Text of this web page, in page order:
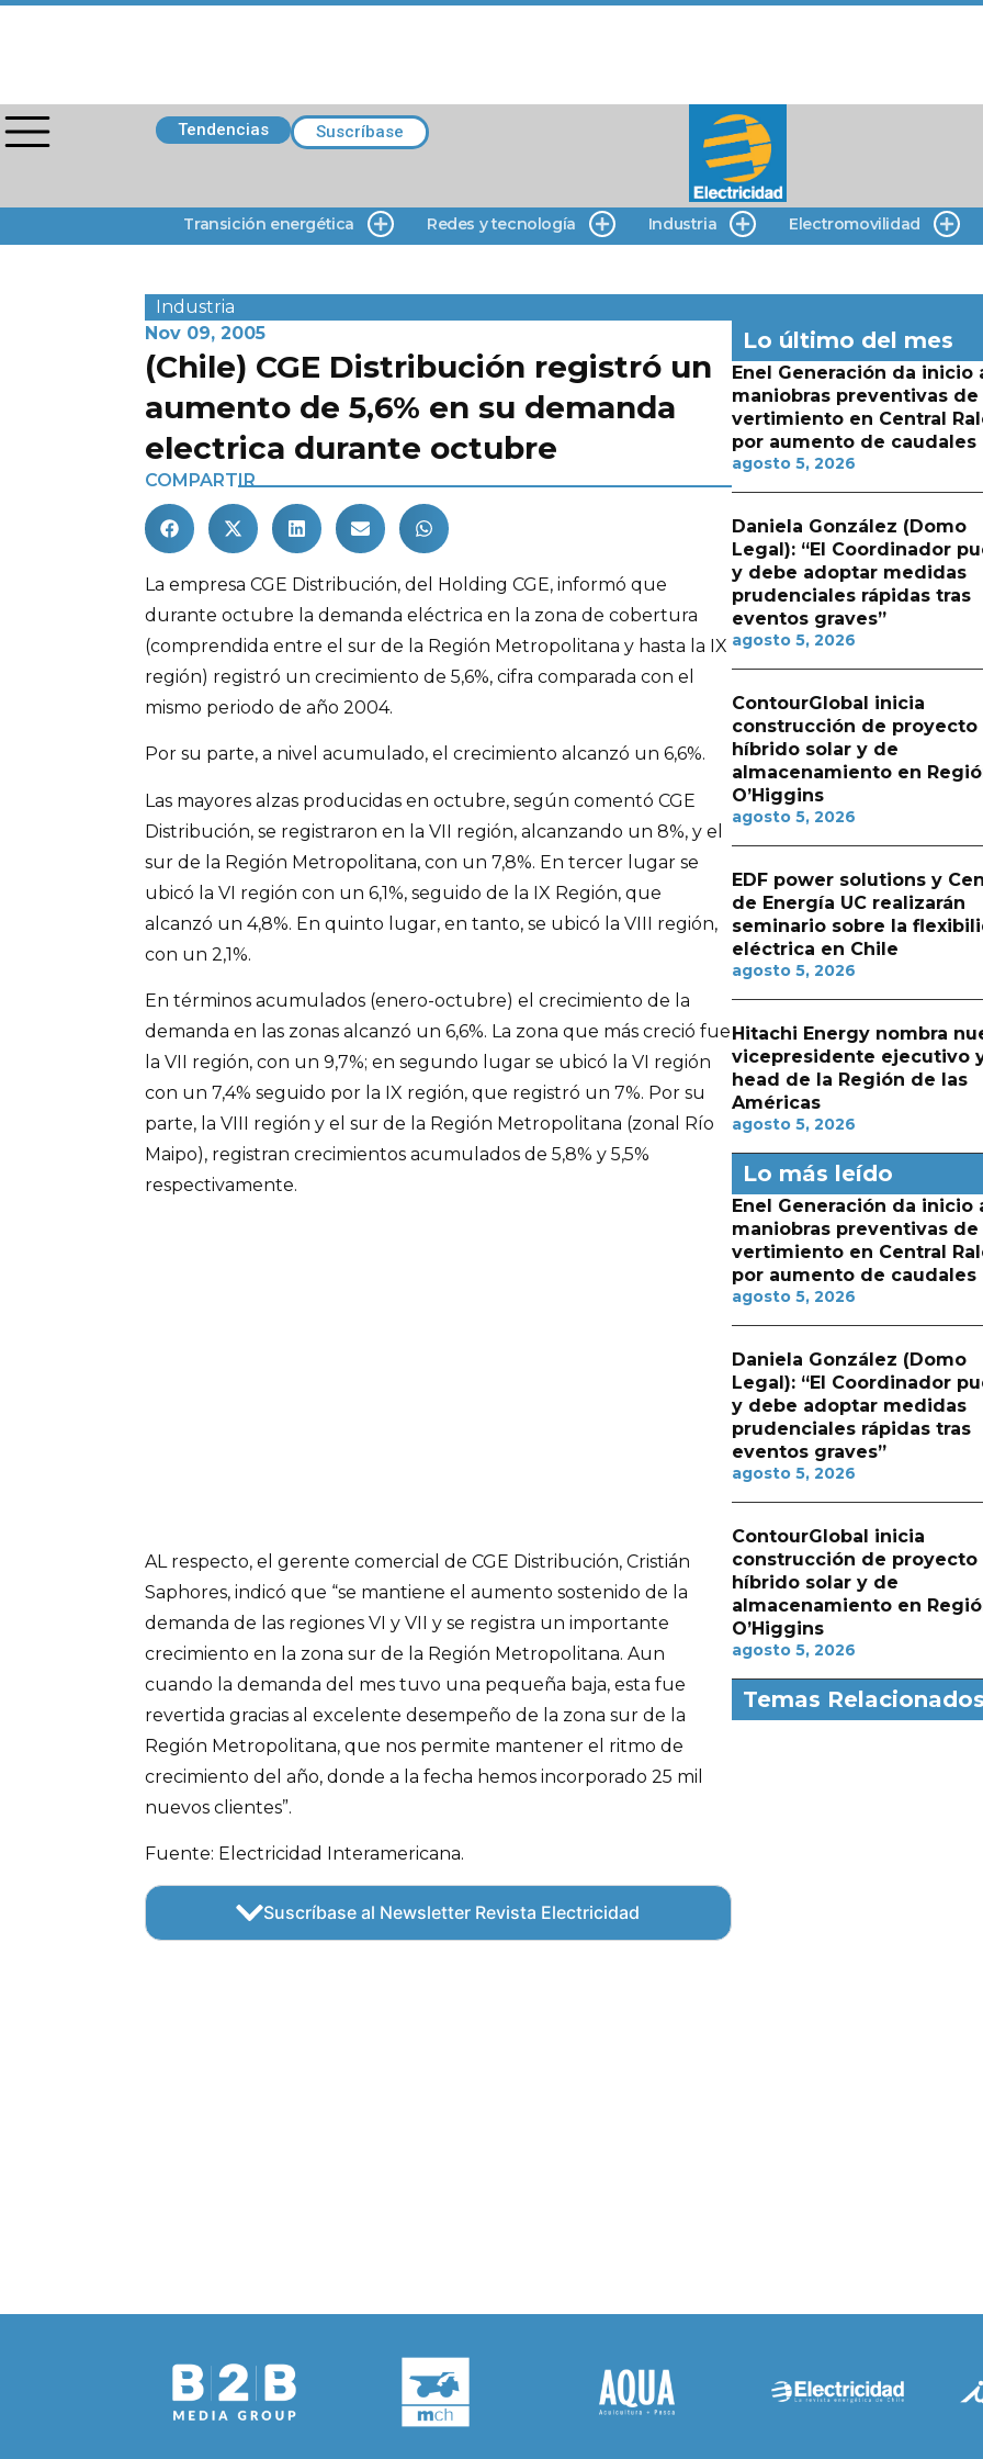
Tendencias Suscríbase
Transición energética Redes y tecnología Industria Electromovilidad
Industria
Nov 09, 2005
(Chile) CGE Distribución registró un
aumento de 5,6% en su demanda
electrica durante octubre
COMPARTIR
La empresa CGE Distribución, del Holding CGE, informó que
durante octubre la demanda eléctrica en la zona de cobertura
(comprendida entre el sur de la Región Metropolitana y hasta la IX
región) registró un crecimiento de 5,6%, cifra comparada con el
mismo periodo de año 2004.
Por su parte, a nivel acumulado, el crecimiento alcanzó un 6,6%.
Las mayores alzas producidas en octubre, según comentó CGE
Distribución, se registraron en la VII región, alcanzando un 8%, y el
sur de la Región Metropolitana, con un 7,8%. En tercer lugar se
ubicó la VI región con un 6,1%, seguido de la IX Región, que
alcanzó un 4,8%. En quinto lugar, en tanto, se ubicó la VIII región,
con un 2,1%.
En términos acumulados (enero-octubre) el crecimiento de la
demanda en las zonas alcanzó un 6,6%. La zona que más creció fue
la VII región, con un 9,7%; en segundo lugar se ubicó la VI región
con un 7,4% seguido por la IX región, que registró un 7%. Por su
parte, la VIII región y el sur de la Región Metropolitana (zonal Río
Maipo), registran crecimientos acumulados de 5,8% y 5,5%
respectivamente.
AL respecto, el gerente comercial de CGE Distribución, Cristián
Saphores, indicó que “se mantiene el aumento sostenido de la
demanda de las regiones VI y VII y se registra un importante
crecimiento en la zona sur de la Región Metropolitana. Aun
cuando la demanda del mes tuvo una pequeña baja, esta fue
revertida gracias al excelente desempeño de la zona sur de la
Región Metropolitana, que nos permite mantener el ritmo de
crecimiento del año, donde a la fecha hemos incorporado 25 mil
nuevos clientes”.
Fuente: Electricidad Interamericana.
Suscríbase al Newsletter Revista Electricidad
Lo último del mes
Enel Generación da inicio
maniobras preventivas de
vertimiento en Central
por aumento de caudales
agosto 5, 2026
Daniela González (Domo
Legal): “El Coordinador
y debe adoptar medidas
prudenciales rápidas tras
eventos graves”
agosto 5, 2026
ContourGlobal inicia
construcción de proyecto
híbrido solar y de
almacenamiento en
O’Higgins
agosto 5, 2026
EDF power solutions y
de Energía UC realizarán
seminario sobre la
eléctrica en Chile
agosto 5, 2026
Hitachi Energy nombra
vicepresidente ejecutivo
head de la Región de las
Américas
agosto 5, 2026
Lo más leído
Enel Generación da inicio
maniobras preventivas de
vertimiento en Central
por aumento de caudales
agosto 5, 2026
Daniela González (Domo
Legal): “El Coordinador
y debe adoptar medidas
prudenciales rápidas tras
eventos graves”
agosto 5, 2026
ContourGlobal inicia
construcción de proyecto
híbrido solar y de
almacenamiento en
O’Higgins
agosto 5, 2026
Temas Relacionados